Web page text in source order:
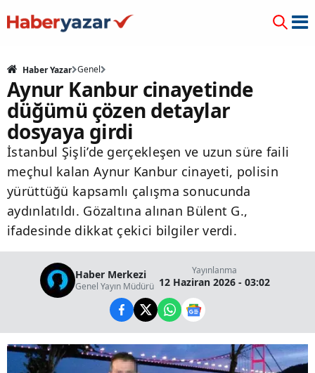
Haber Yazar Genel
Aynur Kanbur cinayetinde
düğümü çözen detaylar
dosyaya girdi
İstanbul Şişli’de gerçekleşen ve uzun süre faili
meçhul kalan Aynur Kanbur cinayeti, polisin
yürüttüğü kapsamlı çalışma sonucunda
aydınlatıldı. Gözaltına alınan Bülent G.,
ifadesinde dikkat çekici bilgiler verdi.
Haber Merkezi
Genel Yayın Müdürü
Yayınlanma
12 Haziran 2026 - 03:02